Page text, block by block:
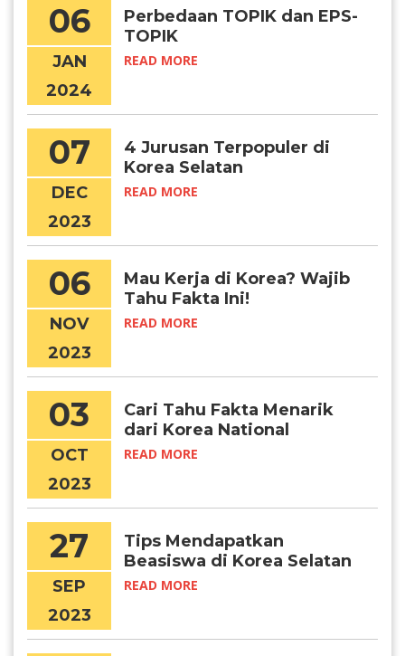
06
JAN
2024
Perbedaan TOPIK dan EPS-
TOPIK
READ MORE
07
DEC
2023
4 Jurusan Terpopuler di
Korea Selatan
READ MORE
06
NOV
2023
Mau Kerja di Korea? Wajib
Tahu Fakta Ini!
READ MORE
03
OCT
2023
Cari Tahu Fakta Menarik
dari Korea National
Foundation Day
READ MORE
27
SEP
2023
Tips Mendapatkan
Beasiswa di Korea Selatan
Tahun 2024
READ MORE